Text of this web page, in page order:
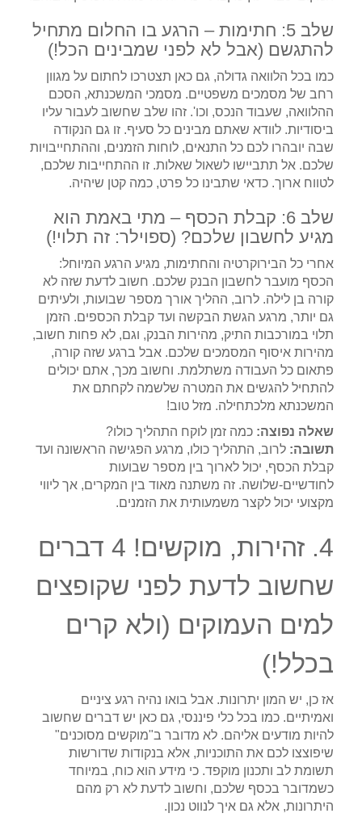
שלב 5: חתימות – הרגע בו החלום מתחיל
להתגשם (אבל לא לפני שמבינים הכל!)
כמו בכל הלוואה גדולה, גם כאן תצטרכו לחתום על מגוון
רחב של מסמכים משפטיים. מסמכי המשכנתא, הסכם
ההלוואה, שעבוד הנכס, וכו'. זהו שלב שחשוב לעבור עליו
ביסודיות. לוודא שאתם מבינים כל סעיף. זו גם הנקודה
שבה יובהרו לכם כל התנאים, לוחות הזמנים, וההתחייבויות
שלכם. אל תתביישו לשאול שאלות. זו ההתחייבות שלכם,
לטווח ארוך. כדאי שתבינו כל פרט, כמה קטן שיהיה.
שלב 6: קבלת הכסף – מתי באמת הוא
מגיע לחשבון שלכם? (ספוילר: זה תלוי!)
אחרי כל הבירוקרטיה והחתימות, מגיע הרגע המיוחל:
הכסף מועבר לחשבון הבנק שלכם. חשוב לדעת שזה לא
קורה בן לילה. לרוב, ההליך אורך מספר שבועות, ולעיתים
גם יותר, מרגע הגשת הבקשה ועד קבלת הכספים. הזמן
תלוי במורכבות התיק, מהירות הבנק, וגם, לא פחות חשוב,
מהירות איסוף המסמכים שלכם. אבל ברגע שזה קורה,
פתאום כל העבודה משתלמת. וחשוב מכך, אתם יכולים
להתחיל להגשים את המטרה שלשמה לקחתם את
המשכנתא מלכתחילה. מזל טוב!
שאלה נפוצה: כמה זמן לוקח התהליך כולו?
תשובה: לרוב, התהליך כולו, מרגע הפגישה הראשונה ועד
קבלת הכסף, יכול לארוך בין מספר שבועות
לחודשיים-שלושה. זה משתנה מאוד בין המקרים, אך ליווי
מקצועי יכול לקצר משמעותית את הזמנים.
4. זהירות, מוקשים! 4 דברים
שחשוב לדעת לפני שקופצים
למים העמוקים (ולא קרים
בכלל!)
אז כן, יש המון יתרונות. אבל בואו נהיה רגע ציניים
ואמיתיים. כמו בכל כלי פיננסי, גם כאן יש דברים שחשוב
להיות מודעים אליהם. לא מדובר ב"מוקשים מסוכנים"
שיפוצצו לכם את התוכניות, אלא בנקודות שדורשות
תשומת לב ותכנון מוקפד. כי מידע הוא כוח, במיוחד
כשמדובר בכסף שלכם, וחשוב לדעת לא רק מהם
היתרונות, אלא גם איך לנווט נכון.